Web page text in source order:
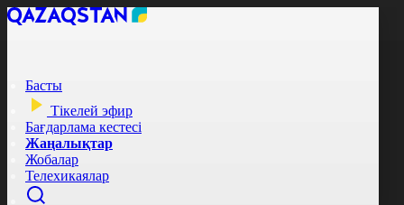
Басты
Тікелей эфир
Бағдарлама кестесі
Жаңалықтар
Жобалар
Телехикаялар